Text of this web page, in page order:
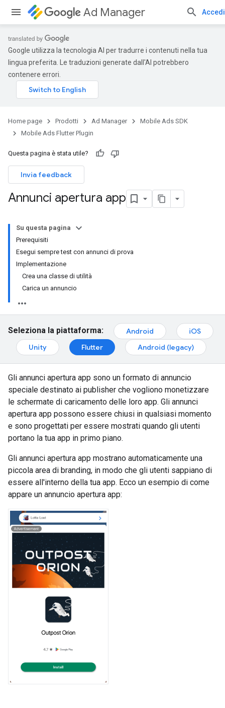
Ad Manager Accedi
Google utilizza la tecnologia AI per tradurre i contenuti nella tua
lingua preferita. Le traduzioni generate dall'AI potrebbero
contenere errori.
Home page Prodotti Ad Manager
Mobile Ads SDK
Mobile Ads Flutter Plugin
Questa pagina è stata utile?
Invia feedback
Annunci apertura app
Su questa pagina
Prerequisiti
Esegui sempre test con annunci di prova
Implementazione
Crea una classe di utilità
Carica un annuncio
Seleziona la piattaforma: Android
iOS
Unity
Flutter Android (legacy)
Gli annunci apertura app sono un formato di annuncio
speciale destinato ai publisher che vogliono monetizzare
le schermate di caricamento delle loro app. Gli annunci
apertura app possono essere chiusi in qualsiasi momento
e sono progettati per essere mostrati quando gli utenti
portano la tua app in primo piano.
Gli annunci apertura app mostrano automaticamente una
piccola area di branding, in modo che gli utenti sappiano di
essere all'interno della tua app. Ecco un esempio di come
appare un annuncio apertura app: